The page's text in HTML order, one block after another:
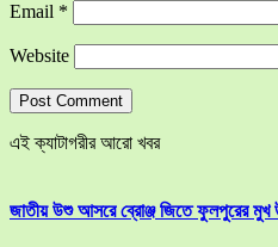
Email *
Website
এই ক্যাটাগরীর আরো খবর
জাতীয় উশু আসরে ব্রোঞ্জ জিতে ফুলপুরের